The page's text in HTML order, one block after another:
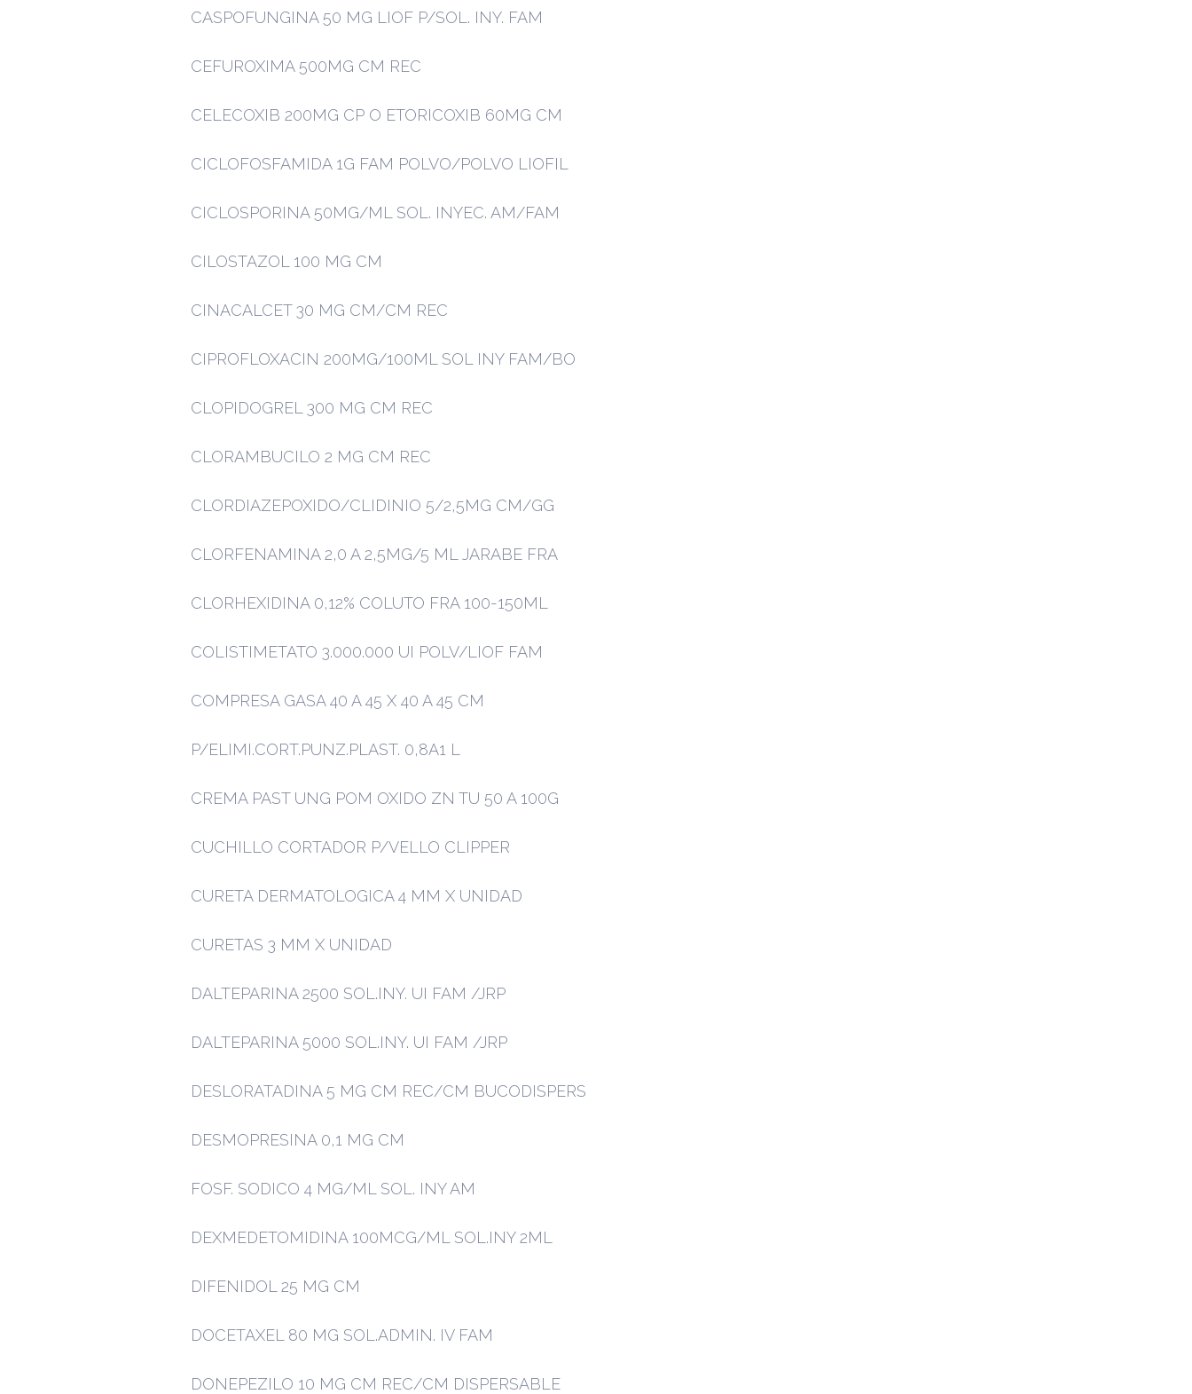
CASPOFUNGINA 50 MG LIOF P/SOL. INY. FAM
CEFUROXIMA 500MG CM REC
CELECOXIB 200MG CP O ETORICOXIB 60MG CM
CICLOFOSFAMIDA 1G FAM POLVO/POLVO LIOFIL
CICLOSPORINA 50MG/ML SOL. INYEC. AM/FAM
CILOSTAZOL 100 MG CM
CINACALCET 30 MG CM/CM REC
CIPROFLOXACIN 200MG/100ML SOL INY FAM/BO
CLOPIDOGREL 300 MG CM REC
CLORAMBUCILO 2 MG CM REC
CLORDIAZEPOXIDO/CLIDINIO 5/2,5MG CM/GG
CLORFENAMINA 2,0 A 2,5MG/5 ML JARABE FRA
CLORHEXIDINA 0,12% COLUTO FRA 100-150ML
COLISTIMETATO 3.000.000 UI POLV/LIOF FAM
COMPRESA GASA 40 A 45 X 40 A 45 CM
P/ELIMI.CORT.PUNZ.PLAST. 0,8A1 L
CREMA PAST UNG POM OXIDO ZN TU 50 A 100G
CUCHILLO CORTADOR P/VELLO CLIPPER
CURETA DERMATOLOGICA 4 MM X UNIDAD
CURETAS 3 MM X UNIDAD
DALTEPARINA 2500 SOL.INY. UI FAM /JRP
DALTEPARINA 5000 SOL.INY. UI FAM /JRP
DESLORATADINA 5 MG CM REC/CM BUCODISPERS
DESMOPRESINA 0,1 MG CM
FOSF. SODICO 4 MG/ML SOL. INY AM
DEXMEDETOMIDINA 100MCG/ML SOL.INY 2ML
DIFENIDOL 25 MG CM
DOCETAXEL 80 MG SOL.ADMIN. IV FAM
DONEPEZILO 10 MG CM REC/CM DISPERSABLE